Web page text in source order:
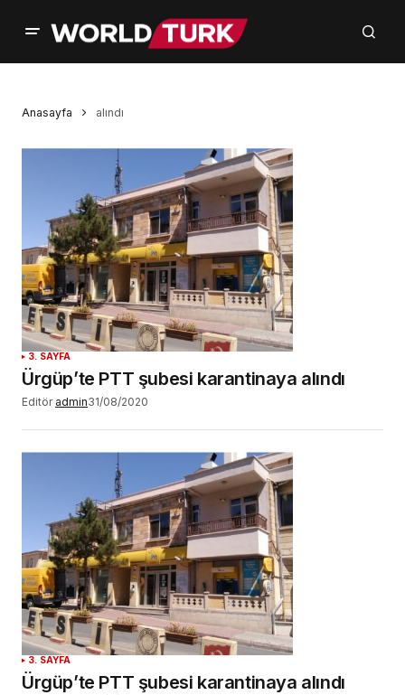
Anasayfa alındı
3. SAYFA
Ürgüp’te PTT şubesi karantinaya alındı
Editör admin31/08/2020
3. SAYFA
Ürgüp’te PTT şubesi karantinaya alındı